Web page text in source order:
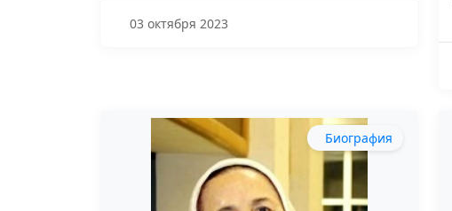
03 октября 2023
Биография